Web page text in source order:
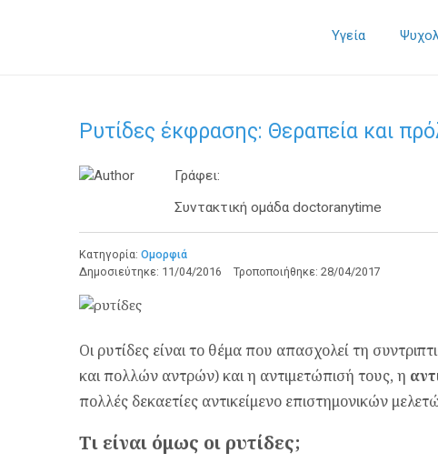
Υγεία
Ρυτίδες έκφρασης: Θεραπεία και
Γράφει:
Συντακτική ομάδα doctoranytime
Κατηγορία: Ομορφιά
Δημοσιεύτηκε: 11/04/2016 Τροποποιήθηκε: 28/04/2017
Οι ρυτίδες είναι το θέμα που απασχολεί τη
και πολλών αντρών) και η αντιμετώπισή τους, η
πολλές δεκαετίες αντικείμενο επιστημονικών
Τι είναι όμως οι ρυτίδες;